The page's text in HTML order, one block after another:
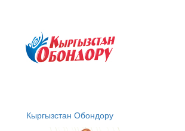
Кыргызстан Обондору